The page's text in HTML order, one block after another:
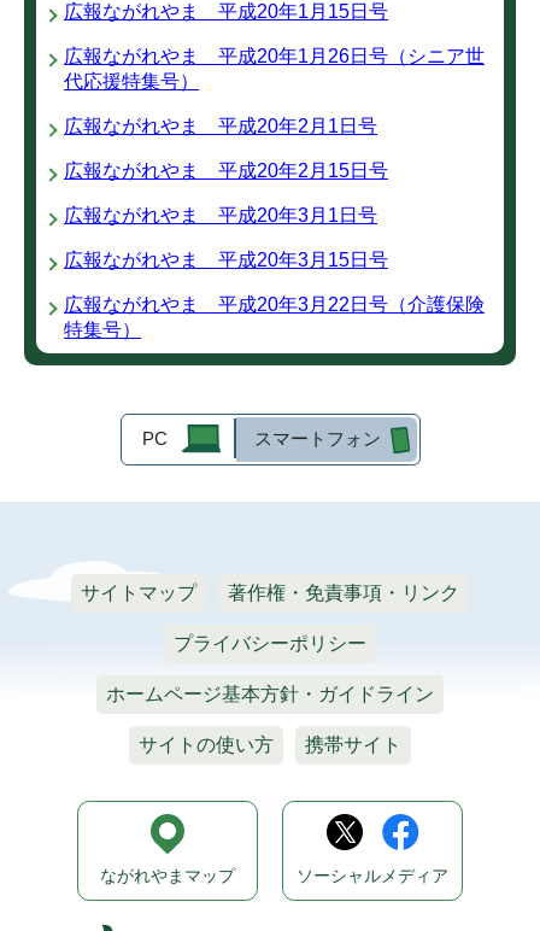
広報ながれやま 平成20年1月15日号
広報ながれやま 平成20年1月26日号（シニア世
代応援特集号）
広報ながれやま 平成20年2月1日号
広報ながれやま 平成20年2月15日号
広報ながれやま 平成20年3月1日号
広報ながれやま 平成20年3月15日号
広報ながれやま 平成20年3月22日号（介護保険
特集号）
PC スマートフォン
サイトマップ 著作権・免責事項・リンク
プライバシーポリシー
ホームページ基本方針・ガイドライン
サイトの使い方 携帯サイト
ながれやまマップ ソーシャルメディア